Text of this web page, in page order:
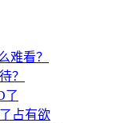
难看？
？
了
占有欲